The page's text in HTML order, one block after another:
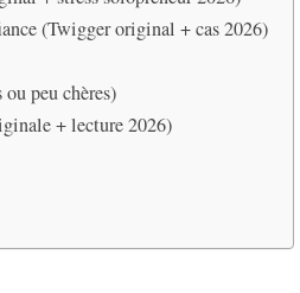
(Twigger original + cas 2026)
peu chères)
+ lecture 2026)